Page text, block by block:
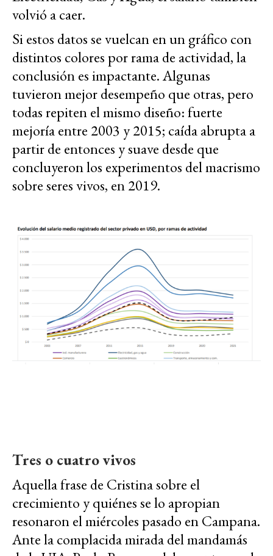
volvió a caer.
Si estos datos se vuelcan en un gráfico con
distintos colores por rama de actividad, la
conclusión es impactante. Algunas
tuvieron mejor desempeño que otras, pero
todas repiten el mismo diseño: fuerte
mejoría entre 2003 y 2015; caída abrupta a
partir de entonces y suave desde que
concluyeron los experimentos del macrismo
sobre seres vivos, en 2019.
Tres o cuatro vivos
Aquella frase de Cristina sobre el
crecimiento y quiénes se lo apropian
resonaron el miércoles pasado en Campana.
Ante la complacida mirada del mandamás